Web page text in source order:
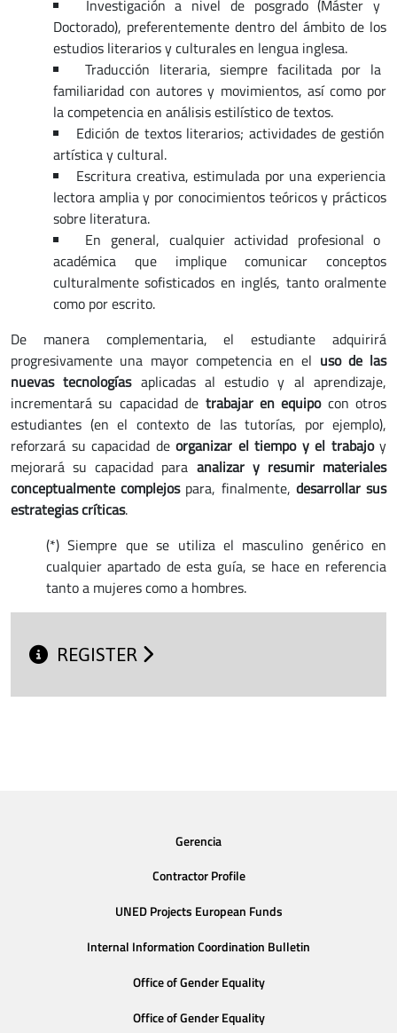
Investigación a nivel de posgrado (Máster y
Doctorado), preferentemente dentro del ámbito de los
estudios literarios y culturales en lengua inglesa.
Traducción literaria, siempre facilitada por la
familiaridad con autores y movimientos, así como por
la competencia en análisis estilístico de textos.
Edición de textos literarios; actividades de gestión
artística y cultural.
Escritura creativa, estimulada por una experiencia
lectora amplia y por conocimientos teóricos y prácticos
sobre literatura.
En general, cualquier actividad profesional o
académica que implique comunicar conceptos
culturalmente sofisticados en inglés, tanto oralmente
como por escrito.
De manera complementaria, el estudiante adquirirá
progresivamente una mayor competencia en el uso de las
nuevas tecnologíasaplicadas al estudio y al aprendizaje,
incrementará su capacidad de trabajar en equipocon otros
estudiantes (en el contexto de las tutorías, por ejemplo),
reforzará su capacidad de organizar el tiempo y el trabajoy
mejorará su capacidad para analizar y resumir materiales
conceptualmente complejospara, finalmente, desarrollar sus
estrategias críticas.
(*) Siempre que se utiliza el masculino genérico en
cualquier apartado de esta guía, se hace en referencia
tanto a mujeres como a hombres.
REGISTER
Gerencia
Contractor Profile
UNED Projects European Funds
Internal Information Coordination Bulletin
Office of Gender Equality
Office of Gender Equality